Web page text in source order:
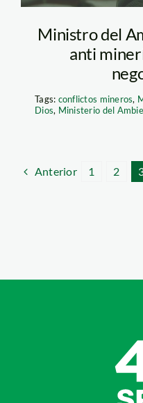
Ministro del
anti
Tags: conflictos mineros,
Dios, Ministerio del
Anterior 1 2